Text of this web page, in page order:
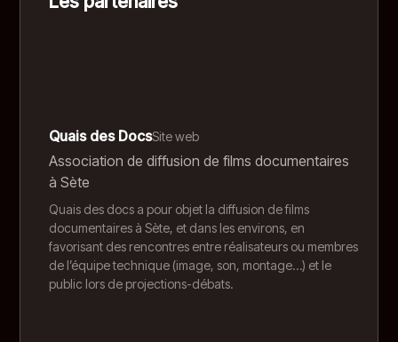
Voir sur Google Maps
Quais des DocsSite web
Association de diffusion de films documentaires
à Sète
Quais des docs a pour objet la diffusion de films
documentaires à Sète, et dans les environs, en
favorisant des rencontres entre réalisateurs ou membres
de l’équipe technique (image, son, montage…) et le
public lors de projections-débats.